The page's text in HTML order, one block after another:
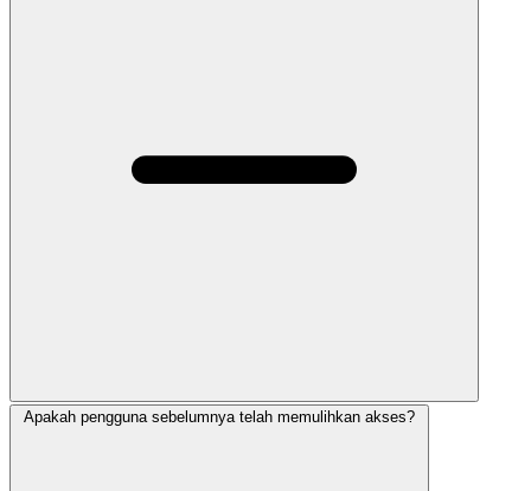
Apakah pengguna sebelumnya telah memulihkan akses?